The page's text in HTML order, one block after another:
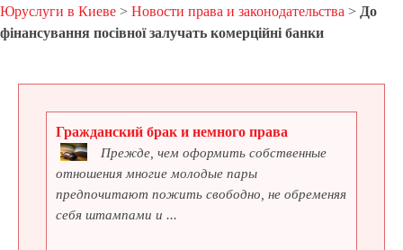
Юруслуги в Киеве > Новости права и законодательства > До
фінансування посівної залучать комерційні банки
Гражданский брак и немного права
Прежде, чем оформить собственные
отношения многие молодые пары
предпочитают пожить свободно, не обременяя
себя штампами и ...